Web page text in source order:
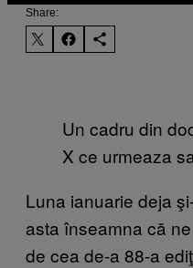
Share:
Un cadru din
X ce urmeaza
Luna ianuarie deja
asta înseamna că
de cea de-a 88-a